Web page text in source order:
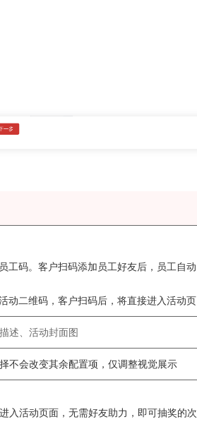
工码。客户扫码添加员工好友后，员工自动
动二维码，客户扫码后，将直接进入活动页
述、活动封面图
不会改变其余配置项，仅调整视觉展示
入活动页面，无需好友助力，即可抽奖的次
5w+ 2000w+ 10000+